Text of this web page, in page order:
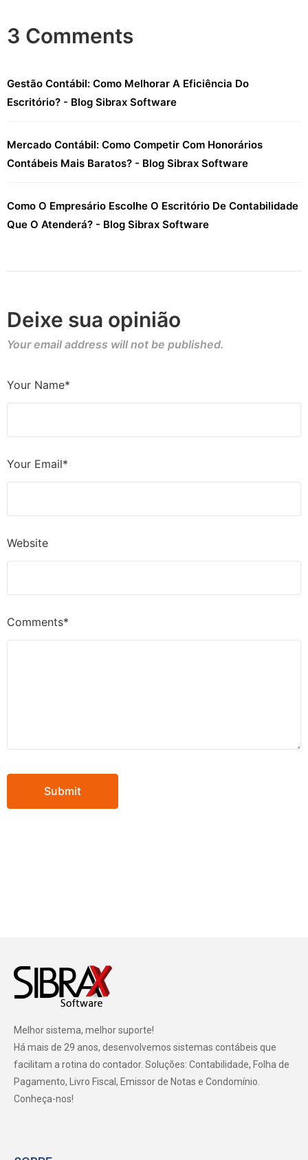
3 Comments
Gestão Contábil: Como Melhorar A Eficiência Do
Escritório? - Blog Sibrax Software
Mercado Contábil: Como Competir Com Honorários
Contábeis Mais Baratos? - Blog Sibrax Software
Como O Empresário Escolhe O Escritório De Contabilidade
Que O Atenderá? - Blog Sibrax Software
Deixe sua opinião
Your email address will not be published.
Comments*
Your Name*
Your Email*
Website
Melhor sistema, melhor suporte!
Há mais de 29 anos, desenvolvemos sistemas contábeis que
facilitam a rotina do contador. Soluções: Contabilidade, Folha de
Pagamento, Livro Fiscal, Emissor de Notas e Condomínio.
Conheça-nos!